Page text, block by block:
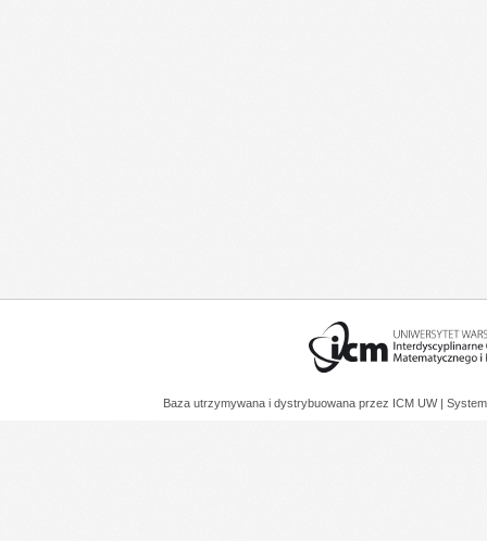
Baza utrzymywana i dystrybuowana przez ICM UW |